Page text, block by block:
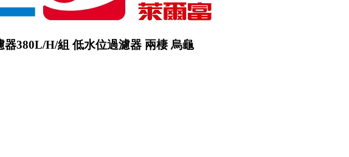
380L/H/組 低水位過濾器 兩棲 烏龜